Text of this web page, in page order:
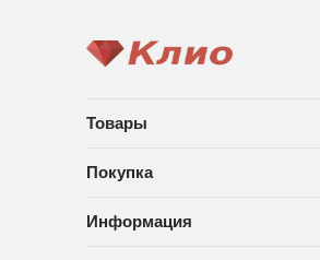
Товары
Покупка
Информация